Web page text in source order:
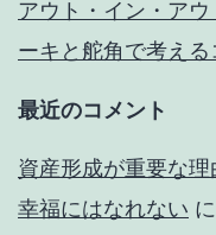
アウト・イン・ア
ーキと舵角で考え
最近のコメント
資産形成が重要な
幸福にはなれない に